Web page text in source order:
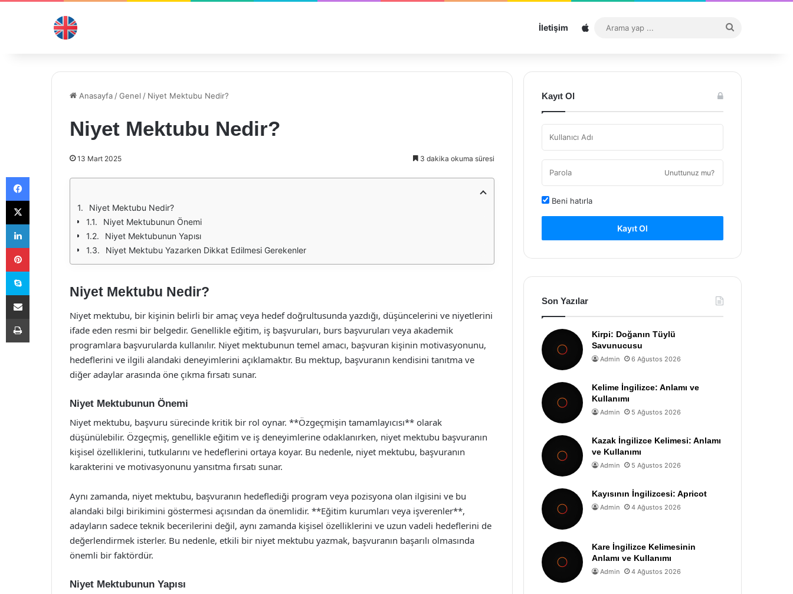
İletişim Sitemap
...
Anasayfa /Genel / Niyet Mektubu Nedir?
Niyet Mektubu Nedir?
13 Mart 2025 3 dakika okuma süresi
Niyet Mektubu Nedir?
Niyet Mektubunun Önemi
Niyet Mektubunun Yapısı
Niyet Mektubu Yazarken Dikkat Edilmesi Gerekenler
Niyet Mektubu Nedir?
Niyet mektubu, bir kişinin belirli bir amaç veya hedef doğrultusunda yazdığı, düşüncelerini ve niyetlerini
ifade eden resmi bir belgedir. Genellikle eğitim, iş başvuruları, burs başvuruları veya akademik
programlara başvurularda kullanılır. Niyet mektubunun temel amacı, başvuran kişinin motivasyonunu,
hedeflerini ve ilgili alandaki deneyimlerini açıklamaktır. Bu mektup, başvuranın kendisini tanıtma ve
diğer adaylar arasında öne çıkma fırsatı sunar.
Niyet Mektubunun Önemi
Niyet mektubu, başvuru sürecinde kritik bir rol oynar. **Özgeçmişin tamamlayıcısı** olarak
düşünülebilir. Özgeçmiş, genellikle eğitim ve iş deneyimlerine odaklanırken, niyet mektubu başvuranın
kişisel özelliklerini, tutkularını ve hedeflerini ortaya koyar. Bu nedenle, niyet mektubu, başvuranın
karakterini ve motivasyonunu yansıtma fırsatı sunar.
Aynı zamanda, niyet mektubu, başvuranın hedeflediği program veya pozisyona olan ilgisini ve bu
alandaki bilgi birikimini göstermesi açısından da önemlidir. **Eğitim kurumları veya işverenler**,
adayların sadece teknik becerilerini değil, aynı zamanda kişisel özelliklerini ve uzun vadeli hedeflerini de
değerlendirmek isterler. Bu nedenle, etkili bir niyet mektubu yazmak, başvuranın başarılı olmasında
önemli bir faktördür.
Niyet Mektubunun Yapısı
Kayıt Ol
Unuttunuz mu?
Beni hatırla
Kayıt Ol
Son Yazılar
Kirpi: Doğanın Tüylü
Savunucusu
Admin 6 Ağustos 2026
Kelime İngilizce: Anlamı ve
Kullanımı
Admin 5 Ağustos 2026
Kazak İngilizce Kelimesi: Anlamı
ve Kullanımı
Admin 5 Ağustos 2026
Kayısının İngilizcesi: Apricot
Admin 4 Ağustos 2026
Kare İngilizce Kelimesinin
Anlamı ve Kullanımı
Admin 4 Ağustos 2026
Facebook
X
LinkedIn
Pinterest
Skype
E-Posta ile paylaş